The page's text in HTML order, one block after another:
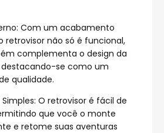
Com um acabamento
retrovisor não só é funcional,
complementa o design da
se como um
qualidade.
O retrovisor é fácil de
que você o monte
e retome suas aventuras